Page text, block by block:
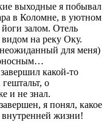
выходные я побывал
в Коломне, в уютном
залом. Отель
на реку Оку.
для меня)
какой-то
о
и не знал.
я понял, какое
жизни!